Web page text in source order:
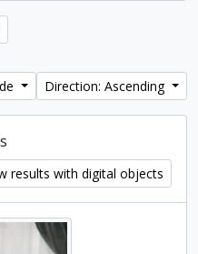
Direction: Ascending
results with digital objects